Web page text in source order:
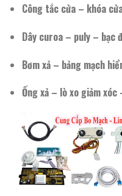
Công tắc cửa – khóa
Dây curoa – puly – bạc
Bơm xả – bảng mạch
Ống xả – lò xo giảm